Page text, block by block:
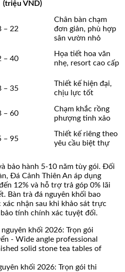
(triệu VND)
– 22
Chân bàn chạm
đơn giản, phù hợp
sân vườn nhỏ
– 40
Họa tiết hoa văn
nhẹ, resort cao cấp
– 35
Thiết kế hiện đại,
chịu lực tốt
– 60
Chạm khắc rồng
phượng tinh xảo
– 95
Thiết kế riêng theo
yêu cầu biệt thự
bảo hành 5-10 năm tùy gói. Đối
Đá Cảnh Thiên An áp dụng
12% và hỗ trợ trả góp 0% lãi
Bàn trà đá nguyên khối bao
nhận sau khi khảo sát trực
tính chính xác tuyệt đối.
khối 2026: Trọn gói thi